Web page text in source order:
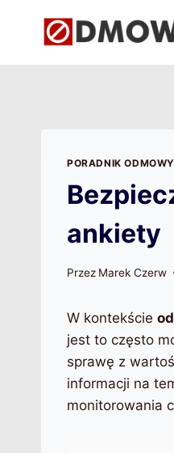
PORADNIK ODMOWY
ankiety
Przez Marek Czerw
W kontekście
jest to często
sprawę z
informacji na
monitorowania